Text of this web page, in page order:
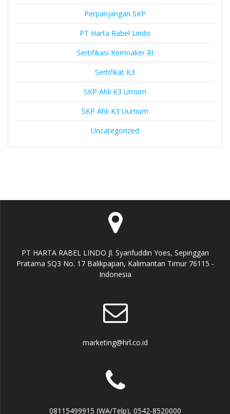
Perpanjangan SKP
PT Harta Rabel Lindo
Sertifikasi Kemnaker RI
Sertifikat K3
SKP Ahli K3 Umum
SKP Ahli K3 Uumum
Uncategorized
PT HARTA RABEL LINDO Jl. Syarifuddin Yoes, Sepinggan
Pratama SQ3 No. 17 Balikpapan, Kalimantan Timur 76115 -
Indonesia
marketing@hrl.co.id
08115499915 (WA/Telp), 0542-8520000